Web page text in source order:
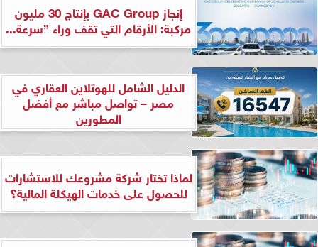
إنجاز GAC Group بإنتاج 30 مليون
مركبة: الأرقام التي تقف وراء ”سرعة...
الدليل الشامل للهوتلاين العقاري في
مصر – تواصل مباشر مع أفضل
المطورين
لماذا تختار شركة مشروعك للاستشارات
للحصول على خدمات الهيكلة المالية؟